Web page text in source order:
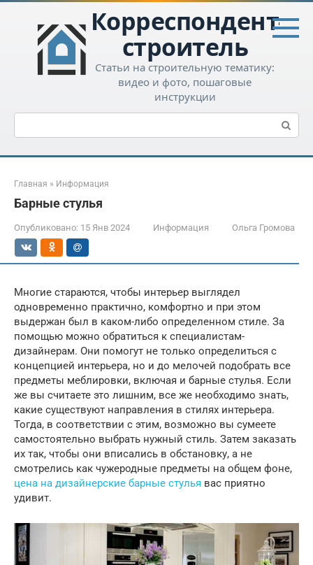
Перейти
контенту
Корреспондент-
строитель
Статьи на строительную тематику:
видео и фото, пошаговые
инструкции
Поиск:
Главная » Информация
Барные стулья
Опубликовано: 15 Янв 2024 Информация Ольга Громова
Многие стараются, чтобы интерьер выглядел
одновременно практично, комфортно и при этом
выдержан был в каком-либо определенном стиле. За
помощью можно обратиться к специалистам-
дизайнерам. Они помогут не только определиться с
концепцией интерьера, но и до мелочей подобрать все
предметы меблировки, включая и барные стулья. Если
же вы считаете это лишним, все же необходимо знать,
какие существуют направления в стилях интерьера.
Тогда, в соответствии с этим, возможно вы сумеете
самостоятельно выбрать нужный стиль. Затем заказать
их так, чтобы они вписались в обстановку, а не
смотрелись как чужеродные предметы на общем фоне,
цена на дизайнерские барные стулья вас приятно
удивит.